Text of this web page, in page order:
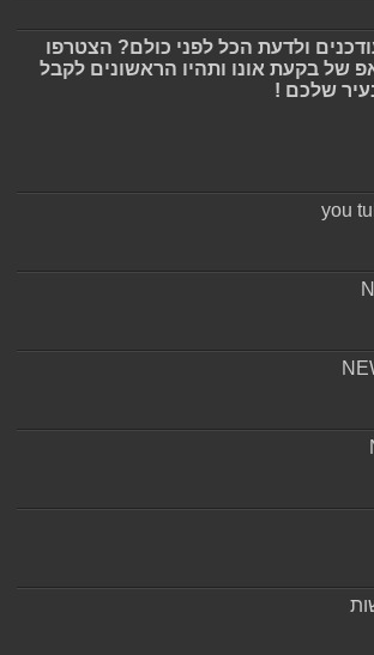
ולדעת הכל לפני כולם? הצטרפו
של בקעת אונו ותהיו הראשונים לקבל
שלכם !